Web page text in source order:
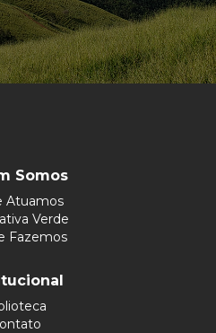
Somos
Atuamos
Verde
Fazemos